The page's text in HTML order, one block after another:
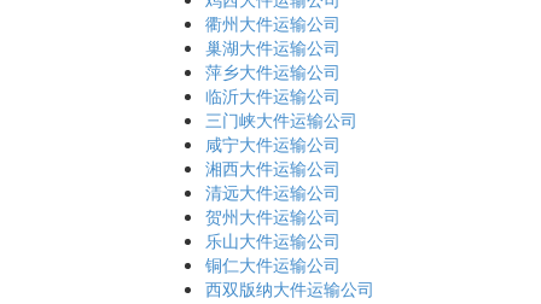
衢州大件运输公司
巢湖大件运输公司
萍乡大件运输公司
临沂大件运输公司
三门峡大件运输公司
咸宁大件运输公司
湘西大件运输公司
清远大件运输公司
贺州大件运输公司
乐山大件运输公司
铜仁大件运输公司
西双版纳大件运输公司